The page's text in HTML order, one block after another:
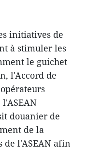
initiatives de
à stimuler les
le guichet
l'Accord de
l'ASEAN
douanier de
de la
de l'ASEAN afin